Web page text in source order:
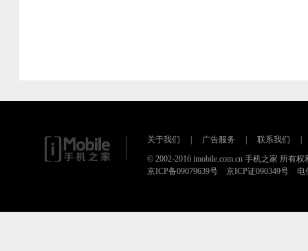
关于我们 广告服务 联系我们
© 2002-2016 imobile.com.cn 手机之家 所有权
京ICP备09079639号 京ICP证090349号 电